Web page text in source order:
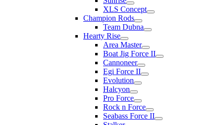
XLS Concept
Champion Rods
Team Dubna
Hearty Rise
Area Master
Boat Jig Force II
Cannoneer
Egi Force II
Evolution
Halcyon
Pro Force
Rock n Force
Seabass Force II